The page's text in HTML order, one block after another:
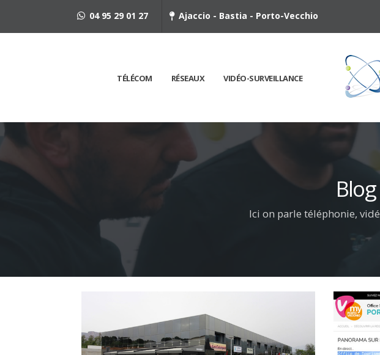
04 95 29 01 27 Ajaccio - Bastia - Porto-Vecchio
TÉLÉCOM RÉSEAUX VIDÉO-SURVEILLANCE
Ici on parle téléphonie,